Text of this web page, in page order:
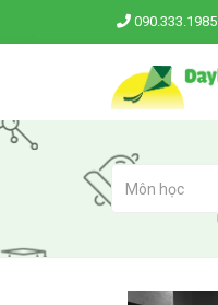
090.333.1985